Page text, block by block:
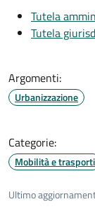
Tutela
Tutela
Argomenti:
Urbanizzazione
Categorie:
Mobilità e trasporti
Ultimo